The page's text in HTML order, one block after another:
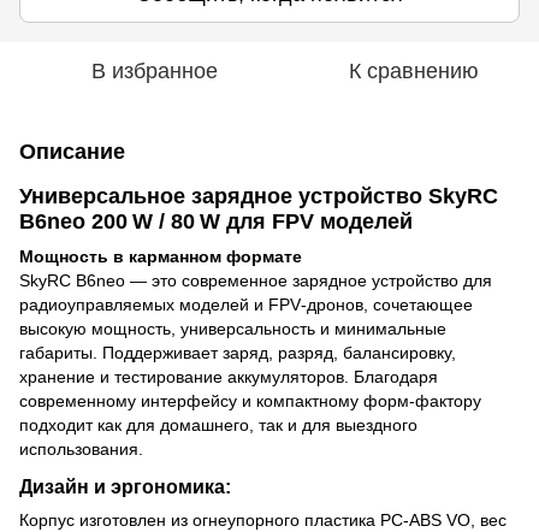
В избранное К сравнению
Описание
Универсальное зарядное устройство SkyRC
B6neo 200 W / 80 W для FPV моделей
Мощность в карманном формате
SkyRC B6neo — это современное зарядное устройство для
радиоуправляемых моделей и FPV‑дронов, сочетающее
высокую мощность, универсальность и минимальные
габариты. Поддерживает заряд, разряд, балансировку,
хранение и тестирование аккумуляторов. Благодаря
современному интерфейсу и компактному форм-фактору
подходит как для домашнего, так и для выездного
использования.
Дизайн и эргономика:
Корпус изготовлен из огнеупорного пластика PC‑ABS VO, вес